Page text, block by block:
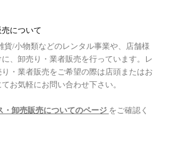
売について
貨/小物類などのレンタル事業や、店舗様
、卸売り・業者販売を行っています。レ
・業者販売をご希望の際は店頭またはお
お気軽にお問い合わせ下さい。
・卸売販売についてのページ をご確認く